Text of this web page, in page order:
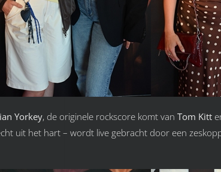
Yorkey, de originele rockscore komt van Tom Kitt
uit het hart – wordt live gebracht door een